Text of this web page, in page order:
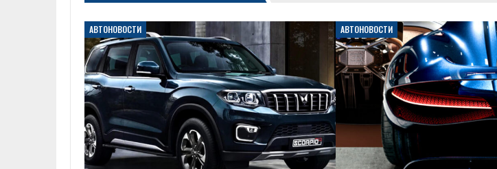
АВТОНОВОСТИ АВТОНОВОСТИ